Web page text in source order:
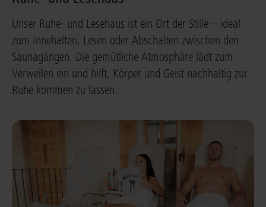
Unser Ruhe- und Lesehaus ist ein Ort der Stille – ideal
zum Innehalten, Lesen oder Abschalten zwischen den
Saunagängen. Die gemütliche Atmosphäre lädt zum
Verweilen ein und hilft, Körper und Geist nachhaltig zur
Ruhe kommen zu lassen.